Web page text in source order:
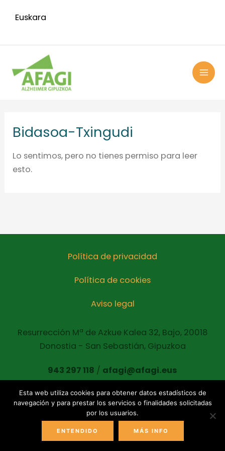
Euskara
Bidasoa-Txingudi
Lo sentimos, pero no tienes permiso para leer
esto.
Política de privacidad
Política de cookies
Aviso legal
Resurrección Mª de Azkue Kalea 32, Bajo, 20018
Donostia - San Sebastián, Gipuzkoa
943 297 118 / afagi@afagi.eus
Copyright © 2021 AFAGI Todos los derechos
reservados
Esta web utiliza cookies para obtener datos estadísticos de
navegación y para prestar los servicios o finalidades solicitadas
por los usuarios.
ENTENDIDO MÁS INFO